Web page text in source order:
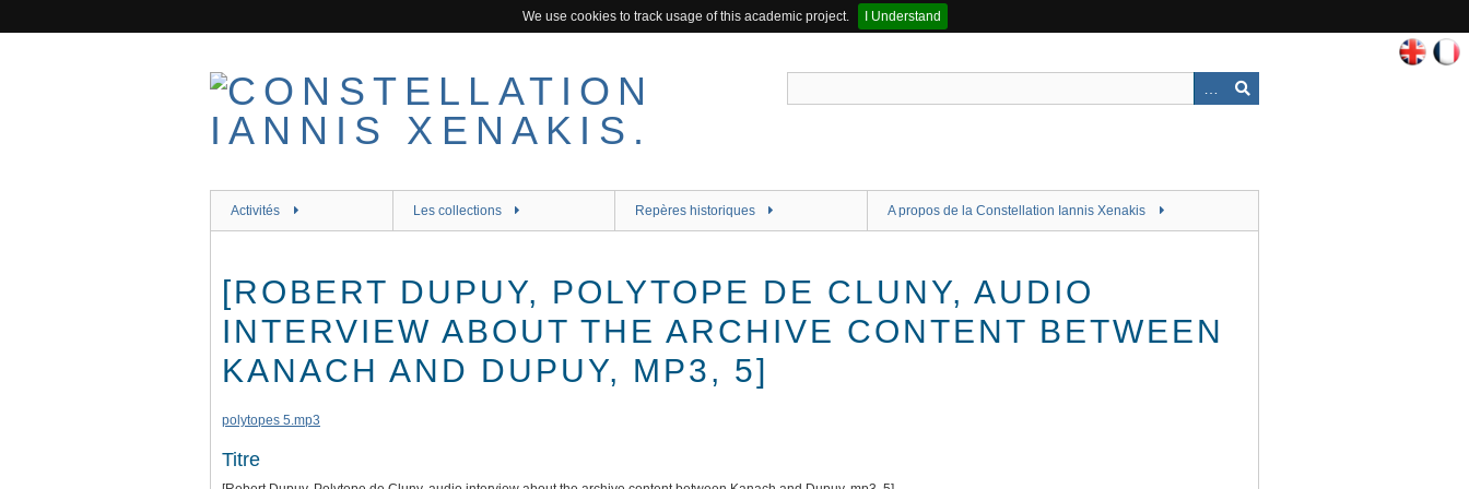
We use cookies to track usage of this academic project.
I Understand
Activités Les collections Repères historiques A propos de la Constellation Iannis Xenakis
[ROBERT DUPUY, POLYTOPE DE CLUNY, AUDIO
INTERVIEW ABOUT THE ARCHIVE CONTENT BETWEEN
KANACH AND DUPUY, MP3, 5]
polytopes 5.mp3
Titre